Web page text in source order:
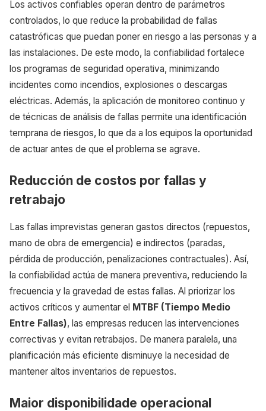
Los activos confiables operan dentro de parámetros
controlados, lo que reduce la probabilidad de fallas
catastróficas que puedan poner en riesgo a las personas y a
las instalaciones. De este modo, la confiabilidad fortalece
los programas de seguridad operativa, minimizando
incidentes como incendios, explosiones o descargas
eléctricas. Además, la aplicación de monitoreo continuo y
de técnicas de análisis de fallas permite una identificación
temprana de riesgos, lo que da a los equipos la oportunidad
de actuar antes de que el problema se agrave.
Reducción de costos por fallas y
retrabajo
Las fallas imprevistas generan gastos directos (repuestos,
mano de obra de emergencia) e indirectos (paradas,
pérdida de producción, penalizaciones contractuales). Así,
la confiabilidad actúa de manera preventiva, reduciendo la
frecuencia y la gravedad de estas fallas. Al priorizar los
activos críticos y aumentar el MTBF (Tiempo Medio
Entre Fallas), las empresas reducen las intervenciones
correctivas y evitan retrabajos. De manera paralela, una
planificación más eficiente disminuye la necesidad de
mantener altos inventarios de repuestos.
Maior disponibilidade operacional